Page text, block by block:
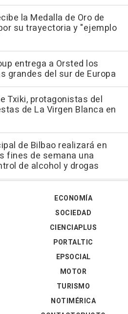
la Medalla de Oro de
su trayectoria y "ejemplo
entrega a Orsted los
grandes del sur de Europa
Txiki, protagonistas del
de La Virgen Blanca en
de Bilbao realizará en
fines de semana una
de alcohol y drogas
ECONOMÍA
SOCIEDAD
CIENCIAPLUS
PORTALTIC
EPSOCIAL
MOTOR
TURISMO
NOTIMÉRICA